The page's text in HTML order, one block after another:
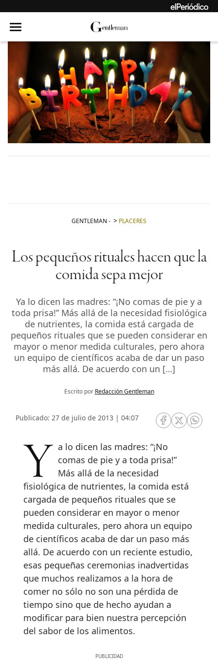
GENTLEMAN - PLACERES
Los pequeños rituales hacen que la
comida sepa mejor
Ya lo dicen las madres: “¡No comas de pie y a
toda prisa!” Más allá de la necesidad fisiológica
de nutrientes, la comida está cargada de
pequeños rituales que se pueden considerar en
mayor o menor medida culturales, pero ahora
un equipo de científicos acaba de dar un paso
más allá. De acuerdo con un […]
Escrito por Redacción Gentleman
Publicado: 27 de julio de 2013 | 04:07
RRSS Facebook
RRSSRRSS
Ya lo dicen las madres: “¡No
comas de pie y a toda prisa!”
Más allá de la necesidad
fisiológica de nutrientes, la comida está
cargada de pequeños rituales que se
pueden considerar en mayor o menor
medida culturales, pero ahora un equipo
de científicos acaba de dar un paso más
allá. De acuerdo con un reciente estudio,
esas pequeñas ceremonias inadvertidas
que muchos realizamos a la hora de
comer no sólo no son una pérdida de
tiempo sino que de hecho ayudan a
modificar para bien nuestra percepción
del sabor de los alimentos.